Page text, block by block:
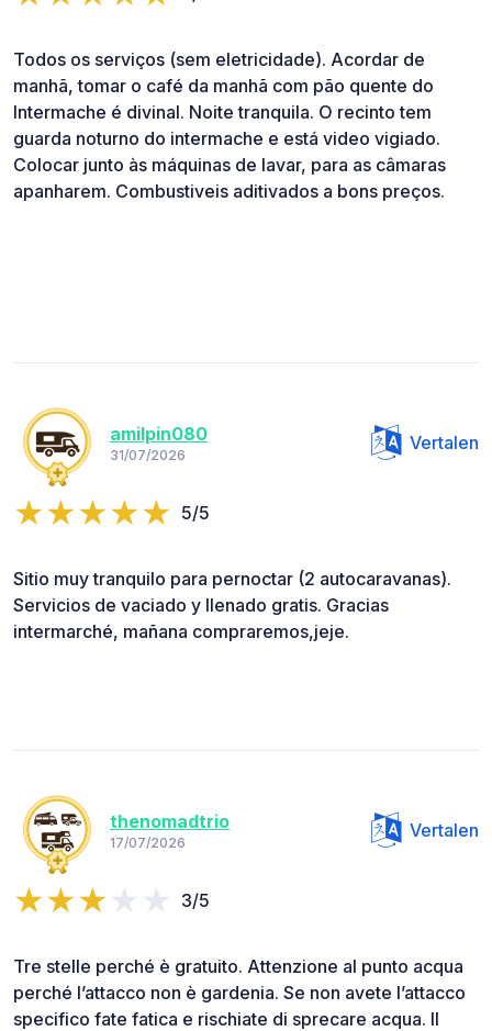
Todos os serviços (sem eletricidade). Acordar de
manhã, tomar o café da manhã com pão quente do
Intermache é divinal. Noite tranquila. O recinto tem
guarda noturno do intermache e está video vigiado.
Colocar junto às máquinas de lavar, para as câmaras
apanharem. Combustiveis aditivados a bons preços.
amilpin080
31/07/2026
Vertalen
5/5
Sitio muy tranquilo para pernoctar (2 autocaravanas).
Servicios de vaciado y llenado gratis. Gracias
intermarché, mañana compraremos,jeje.
thenomadtrio
17/07/2026
Vertalen
3/5
Tre stelle perché è gratuito. Attenzione al punto acqua
perché l’attacco non è gardenia. Se non avete l’attacco
specifico fate fatica e rischiate di sprecare acqua. Il